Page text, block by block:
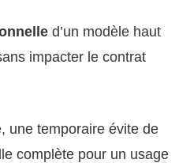
d’un modèle haut
impacter le contrat
une temporaire évite de
complète pour un usage